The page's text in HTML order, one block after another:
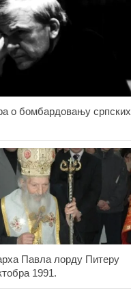
о бомбардовању српских
Павла лорду Питеру
1991.